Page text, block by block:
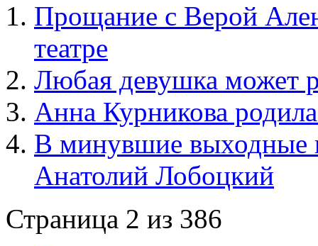
Прощание с Верой
театре
Любая девушка может
Анна Курникова
В минувшие выходные
Анатолий Лобоцкий
Страница 2 из 386